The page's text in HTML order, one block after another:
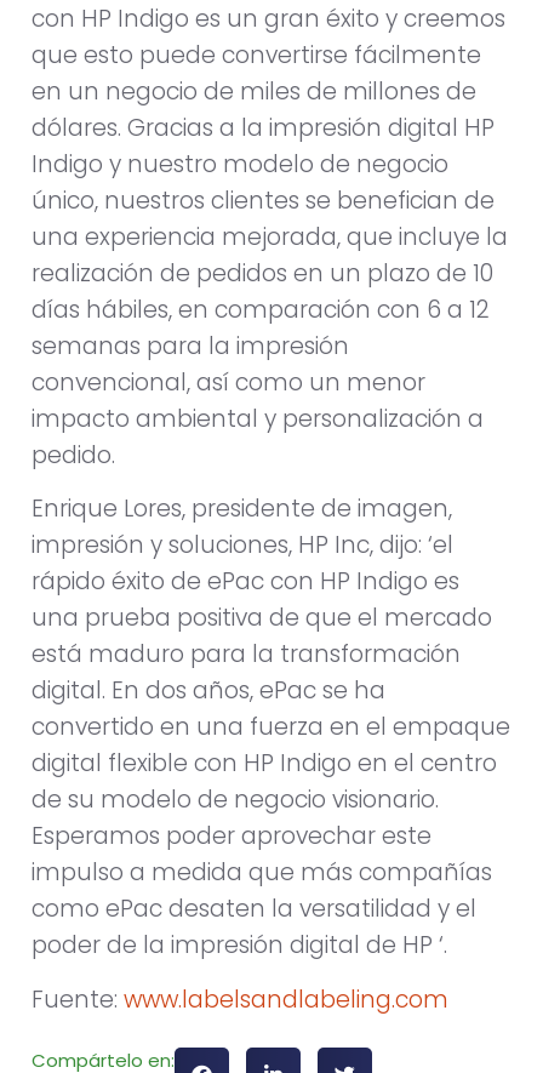
con HP Indigo es un gran éxito y creemos
que esto puede convertirse fácilmente
en un negocio de miles de millones de
dólares. Gracias a la impresión digital HP
Indigo y nuestro modelo de negocio
único, nuestros clientes se benefician de
una experiencia mejorada, que incluye la
realización de pedidos en un plazo de 10
días hábiles, en comparación con 6 a 12
semanas para la impresión
convencional, así como un menor
impacto ambiental y personalización a
pedido.
Enrique Lores, presidente de imagen,
impresión y soluciones, HP Inc, dijo: ‘el
rápido éxito de ePac con HP Indigo es
una prueba positiva de que el mercado
está maduro para la transformación
digital. En dos años, ePac se ha
convertido en una fuerza en el empaque
digital flexible con HP Indigo en el centro
de su modelo de negocio visionario.
Esperamos poder aprovechar este
impulso a medida que más compañías
como ePac desaten la versatilidad y el
poder de la impresión digital de HP ‘.
Fuente: www.labelsandlabeling.com
Compártelo en: